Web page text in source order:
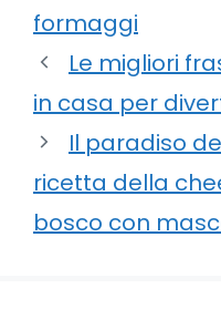
formaggi
Le migliori
in casa per
Il paradiso
ricetta della
bosco con